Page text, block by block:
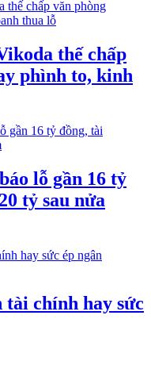
thế chấp
phình to, kinh
lỗ gần 16 tỷ
tỷ sau nửa
tài chính hay sức